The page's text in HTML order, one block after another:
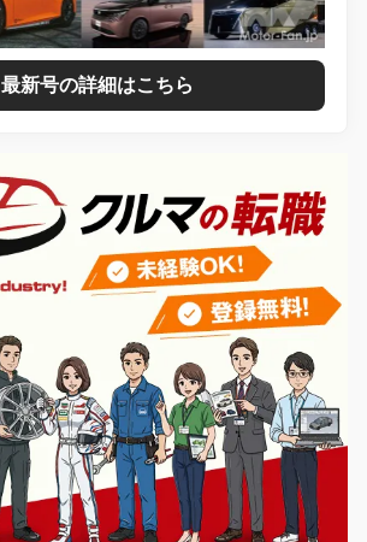
最新号の詳細はこちら